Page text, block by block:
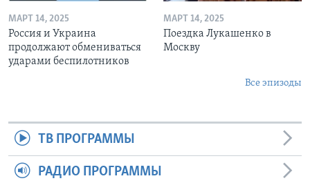
МАРТ 14, 2025
Россия и Украина
продолжают обмениваться
ударами беспилотников
МАРТ 14, 2025
Поездка Лукашенко в
Москву
Все эпизоды
ТВ ПРОГРАММЫ
РАДИО ПРОГРАММЫ